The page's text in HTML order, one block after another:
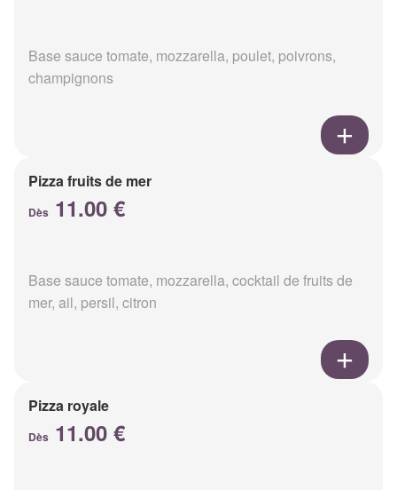
Base sauce tomate, mozzarella, poulet, poivrons,
champignons
Pizza fruits de mer
Dès 11.00 €
Base sauce tomate, mozzarella, cocktail de fruits de
mer, ail, persil, citron
Pizza royale
Dès 11.00 €